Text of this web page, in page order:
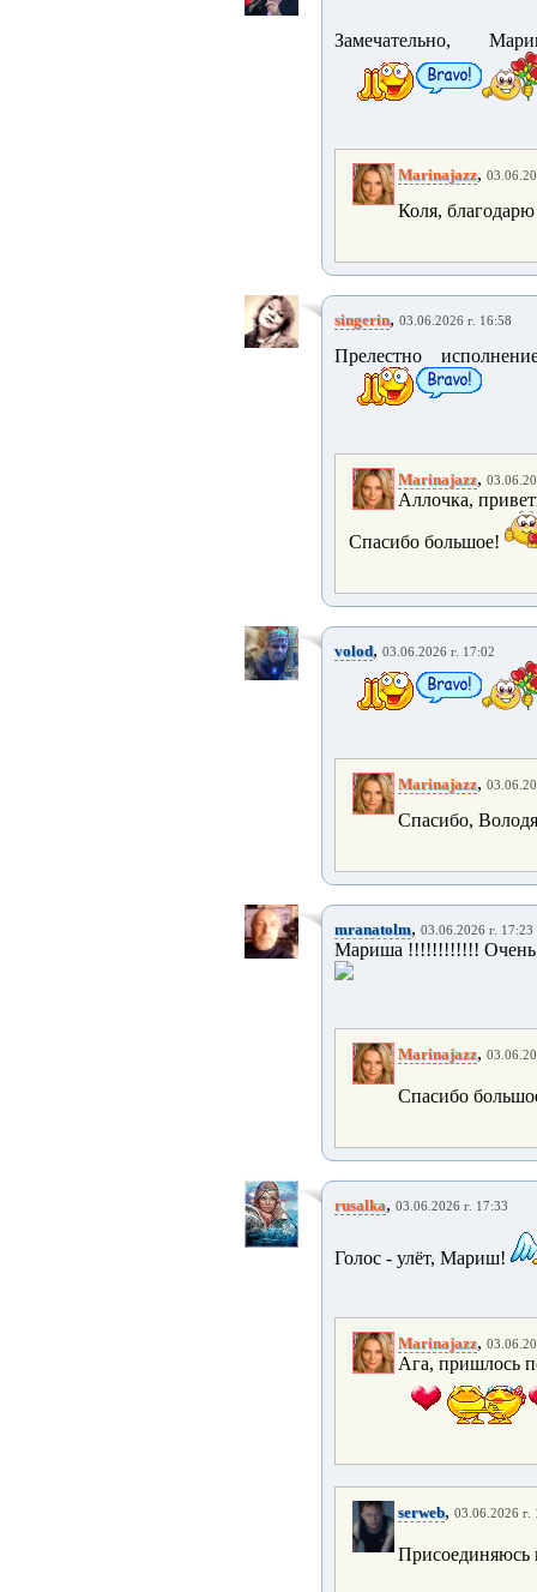
Замечательно,
Marinajazz,
Коля,
singerin, 03.06.2026 г. 16:58
Прелестно
Marinajazz,
Аллочка,
Спасибо большое!
volod, 03.06.2026 г. 17:02
Marinajazz,
Спасибо,
mranatolm, 03.06.2026 г. 17:23
Мариша !!!!!!!!!!!! Очень
Marinajazz,
Спасибо
rusalka, 03.06.2026 г. 17:33
Голос - улёт, Мариш!
Marinajazz,
Ага, пришлось
serweb, 03.06.2026 г.
Присоединяюсь